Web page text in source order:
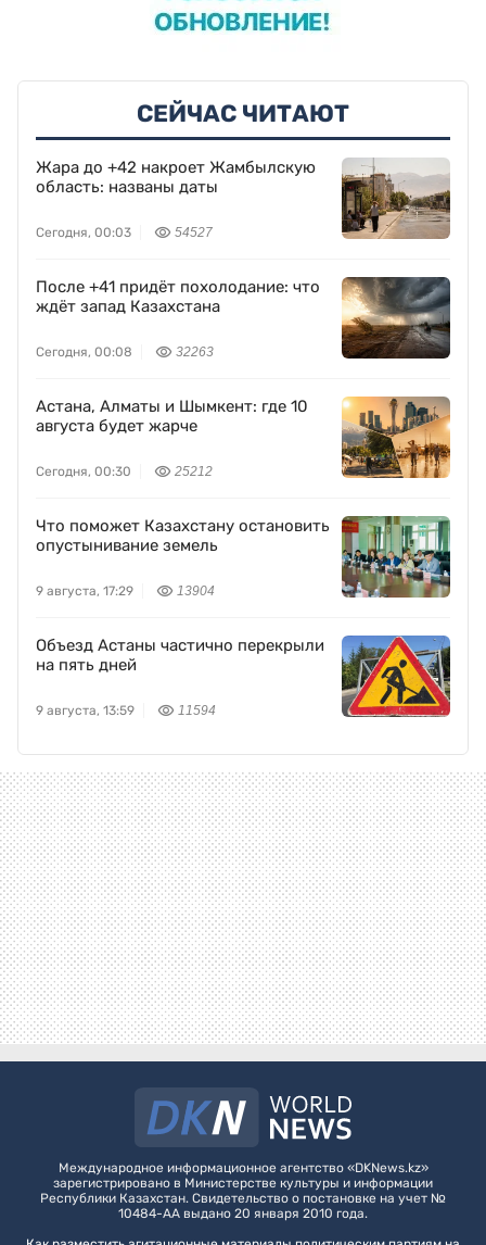
СЕЙЧАС ЧИТАЮТ
Жара до +42 накроет Жамбылскую
область: названы даты
Сегодня, 00:03 54527
После +41 придёт похолодание: что
ждёт запад Казахстана
Сегодня, 00:08 32263
Астана, Алматы и Шымкент: где 10
августа будет жарче
Сегодня, 00:30 25212
Что поможет Казахстану остановить
опустынивание земель
9 августа, 17:29 13904
Объезд Астаны частично перекрыли
на пять дней
9 августа, 13:59 11594
Международное информационное агентство «DKNews.kz»
зарегистрировано в Министерстве культуры и информации
Республики Казахстан. Свидетельство о постановке на учет №
10484-АА выдано 20 января 2010 года.